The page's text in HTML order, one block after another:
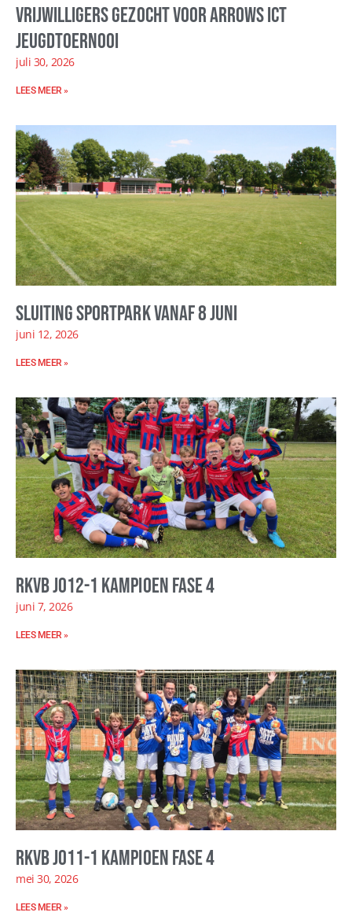
Vrijwilligers gezocht voor Arrows ICT
Jeugdtoernooi
juli 30, 2026
LEES MEER »
Sluiting sportpark vanaf 8 juni
juni 12, 2026
LEES MEER »
RKVB JO12-1 kampioen fase 4
juni 7, 2026
LEES MEER »
RKVB JO11-1 kampioen fase 4
mei 30, 2026
LEES MEER »